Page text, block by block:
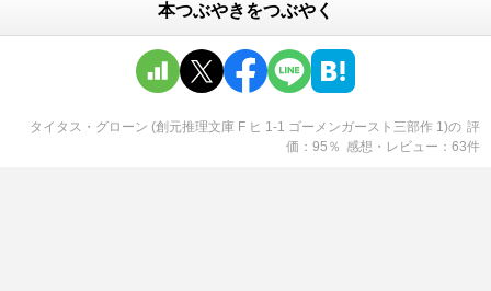
本つぶやきをつぶやく
タイタス・グローン (創元推理文庫 F ヒ 1-1 ゴーメンガースト三部作 1)の 評
価
95 ％ 感想・レビュー 63件